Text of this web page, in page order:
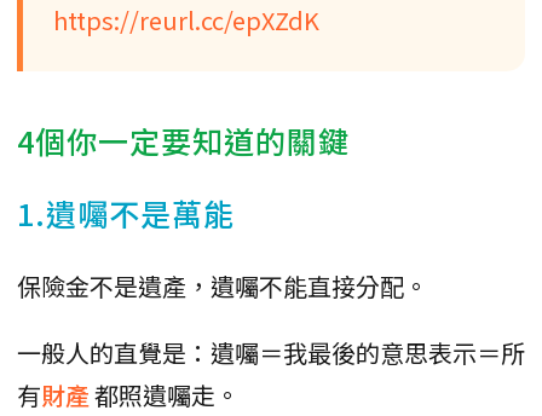
https://reurl.cc/epXZdK
4個你一定要知道的關鍵
1.遺囑不是萬能
保險金不是遺產，遺囑不能直接分配。
一般人的直覺是：遺囑＝我最後的意思表示＝所
有財產都照遺囑走。